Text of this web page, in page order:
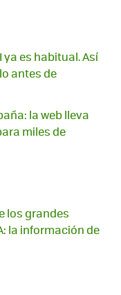
ya es habitual. Así
antes de
la web lleva
miles de
los grandes
la información de